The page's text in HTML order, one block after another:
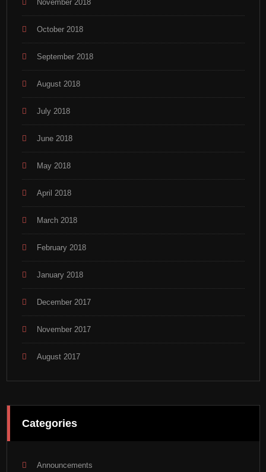
November 2018
October 2018
September 2018
August 2018
July 2018
June 2018
May 2018
April 2018
March 2018
February 2018
January 2018
December 2017
November 2017
August 2017
Categories
Announcements